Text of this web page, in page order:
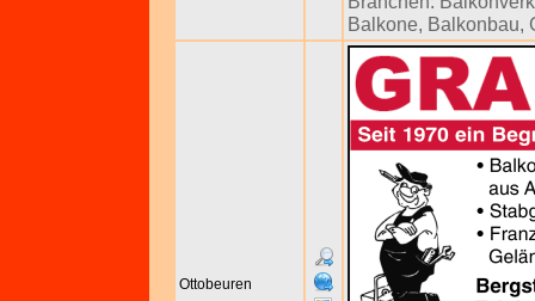
Balkone, Balkonbau,
Ottobeuren